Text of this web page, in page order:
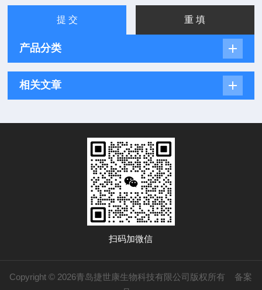
产品分类
相关文章
扫码加微信
Copyright © 2026青岛捷世康生物科技有限公司版权所有 备案